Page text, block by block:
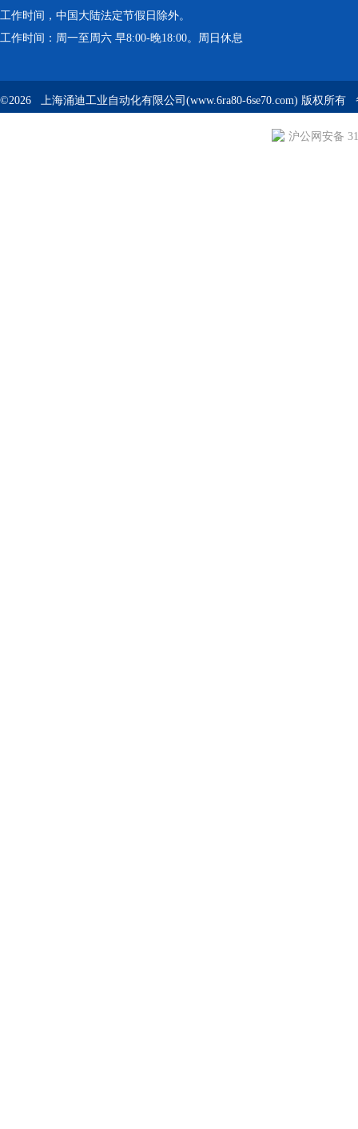
工作时间，中国大陆法定节假日除外。
工作时间：周一至周六 早8:00-晚18:00。周日休息
©2026 上海涌迪工业自动化有限公司(www.6ra80-6se70.com) 版权所有
沪公网安备